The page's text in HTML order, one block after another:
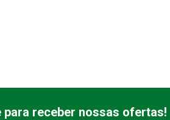
para receber nossas ofertas!